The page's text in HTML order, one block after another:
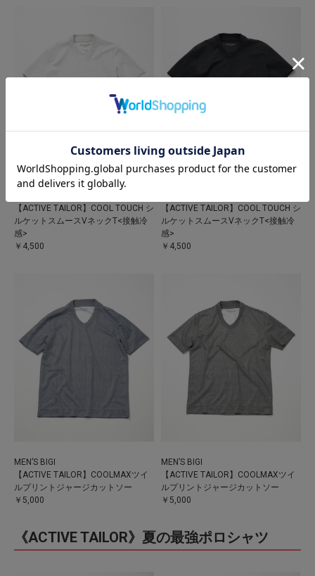
【ACTIVE TAILOR】COOL TOUCH シ
ルケットスムースVネックT<接触冷
感>
￥4,500
【ACTIVE TAILOR】COOL TOUCH シ
ルケットスムースVネックT<接触冷
感>
￥4,500
MEN’S BIGI
【ACTIVE TAILOR】COOLMAXツイ
ルプリントジャージカットソー
￥5,000
MEN’S BIGI
【ACTIVE TAILOR】COOLMAXツイ
ルプリントジャージカットソー
￥5,000
《ACTIVE TAILOR》夏の最強ポロシャツ